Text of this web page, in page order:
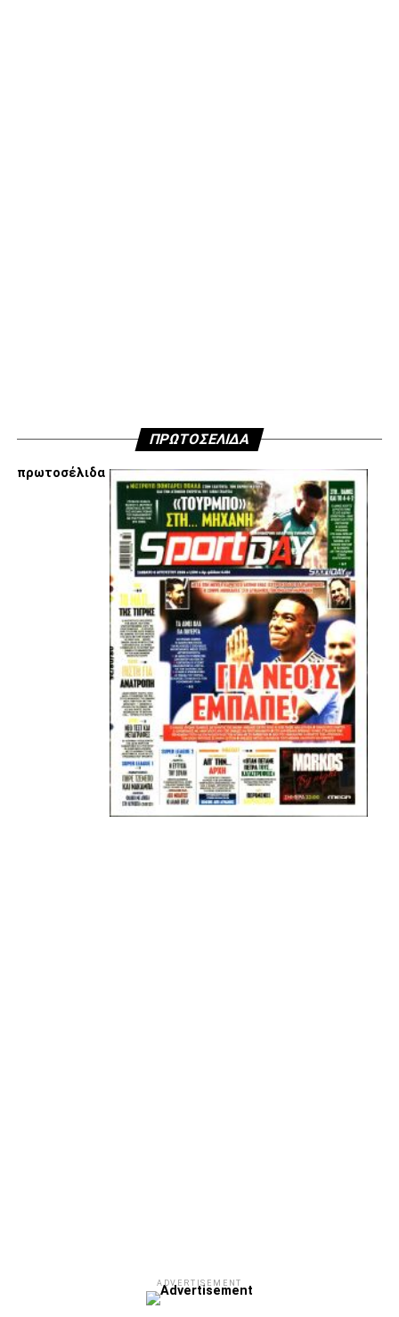
Εμείς είμαστε μόνο Π.Α.Ο.Κ.
Μόνο τα 4 γράμματα έχουν σημασία για εμάς και
ΚΑΝΕΝΑΣ δεν είναι πάνω απο αυτά τα ιερά γράμματα.
ADVERTISEMENT
ΑΜΠΑΛΑΕΑ, ΜΑΚΕΔΟΝΕΣ, ΤΟΥΜΠΑ, #031#
ΠΡΩΤΟΣΕΛΙΔΑ
πρωτοσέλιδα
ADVERTISEMENT